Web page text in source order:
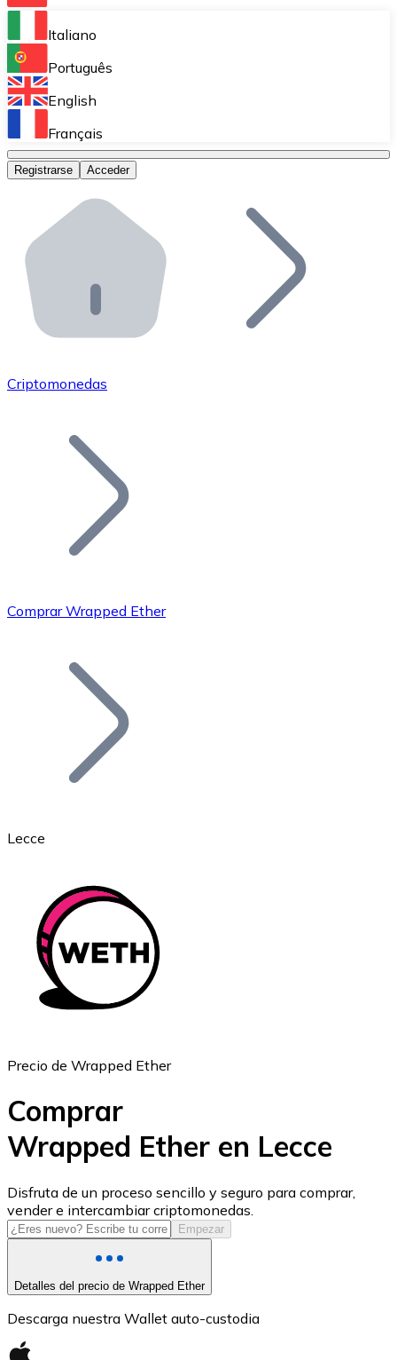
Bitnovo Ramp
Integra nuestra solución en tu plataforma.
Bitnovo Giftcards
Bitnovo OTC
Bitnovo ATM
Integra un ATM Bitnovo en tu negocio y permite que
Bitnovo API
Integra nuestra API en tu ecosistema.
Únete a nuestra red de distribuidores.
Añade tu proyecto a nuestro ecosistema.
Bitcoin
Ethereum
ETH
USD Coin
USDC
Italiano
Português
English
Français
Registrarse Acceder
Criptomonedas
Comprar Wrapped Ether
Lecce
Precio de Wrapped Ether
Comprar
Wrapped Ether en Lecce
Disfruta de un proceso sencillo y seguro para comprar,
vender e intercambiar criptomonedas.
Empezar
Detalles del precio de Wrapped Ether
Descarga nuestra Wallet auto-custodia